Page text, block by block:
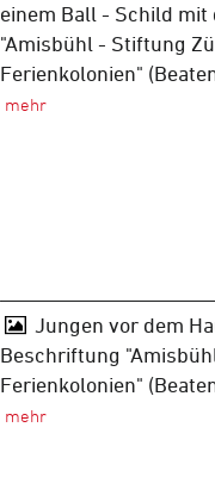
einem Ball - Schild
"Amisbühl - Stiftung
Ferienkolonien"
Jungen vor dem
Beschriftung
Ferienkolonien"